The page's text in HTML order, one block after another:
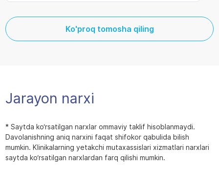
Ko'proq tomosha qiling
Jarayon narxi
* Saytda ko‘rsatilgan narxlar ommaviy taklif hisoblanmaydi.
Davolanishning aniq narxini faqat shifokor qabulida bilish
mumkin. Klinikalarning yetakchi mutaxassislari xizmatlari narxlari
saytda ko‘rsatilgan narxlardan farq qilishi mumkin.